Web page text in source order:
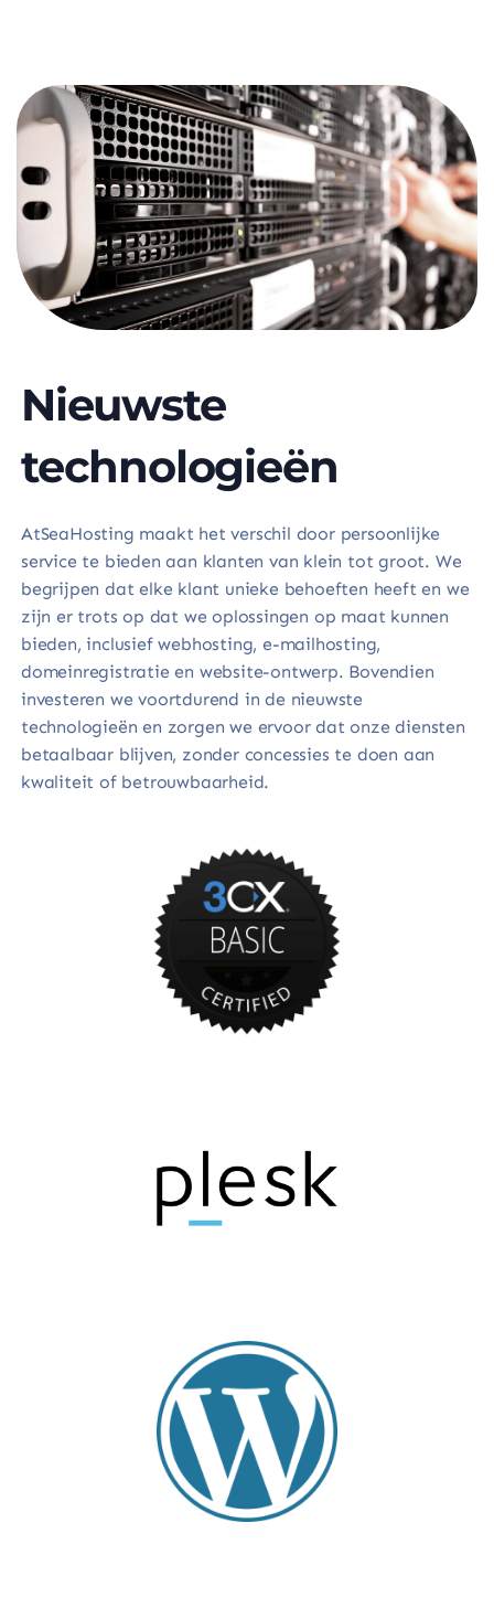
Nieuwste
technologieën
AtSeaHosting maakt het verschil door persoonlijke
service te bieden aan klanten van klein tot groot. We
begrijpen dat elke klant unieke behoeften heeft en we
zijn er trots op dat we oplossingen op maat kunnen
bieden, inclusief webhosting, e-mailhosting,
domeinregistratie en website-ontwerp. Bovendien
investeren we voortdurend in de nieuwste
technologieën en zorgen we ervoor dat onze diensten
betaalbaar blijven, zonder concessies te doen aan
kwaliteit of betrouwbaarheid.